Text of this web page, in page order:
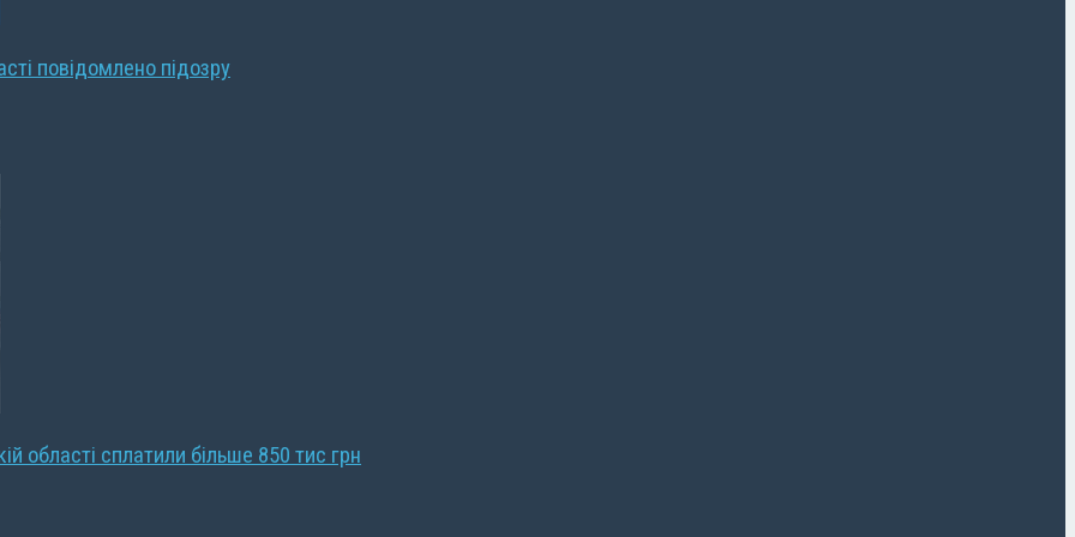
повідомлено підозру
області сплатили більше 850 тис грн